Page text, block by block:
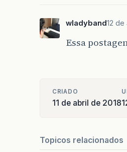
wladyband12 de
Essa
CRIADO
11 de abril de 2018
Topicos relacionados